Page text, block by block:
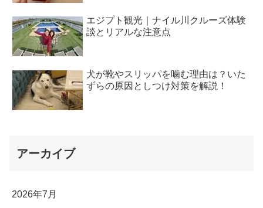
エジプト観光｜ナイル川クルーズ体験
談とリアルな注意点
犬が靴やスリッパを噛む理由は？いた
ずらの原因としつけ対策を解説！
アーカイブ
2026年7月